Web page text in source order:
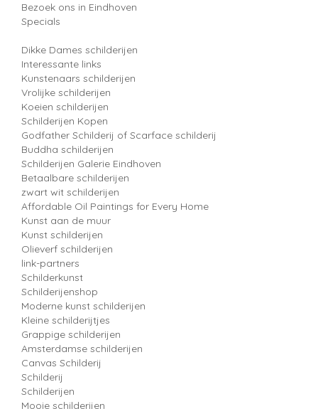
Bezoek ons in Eindhoven
Specials
Dikke Dames schilderijen
Interessante links
Kunstenaars schilderijen
Vrolijke schilderijen
Koeien schilderijen
Schilderijen Kopen
Godfather Schilderij of Scarface schilderij
Buddha schilderijen
Schilderijen Galerie Eindhoven
Betaalbare schilderijen
zwart wit schilderijen
Affordable Oil Paintings for Every Home
Kunst aan de muur
Kunst schilderijen
Olieverf schilderijen
link-partners
Schilderkunst
Schilderijenshop
Moderne kunst schilderijen
Kleine schilderijtjes
Grappige schilderijen
Amsterdamse schilderijen
Canvas Schilderij
Schilderij
Schilderijen
Mooie schilderijen